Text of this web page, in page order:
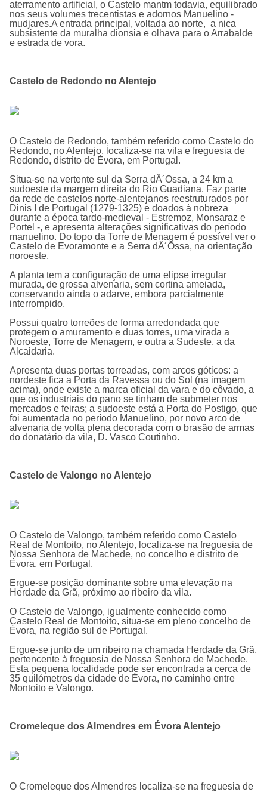
aterramento artificial, o Castelo mantm todavia, equilibrado
nos seus volumes trecentistas e adornos Manuelino -
mudjares.A entrada principal, voltada ao norte, a nica
subsistente da muralha dionsia e olhava para o Arrabalde
e estrada de vora.
Castelo de Redondo no Alentejo
O Castelo de Redondo, também referido como Castelo do
Redondo, no Alentejo, localiza-se na vila e freguesia de
Redondo, distrito de Évora, em Portugal.
Situa-se na vertente sul da Serra dÂ´Ossa, a 24 km a
sudoeste da margem direita do Rio Guadiana. Faz parte
da rede de castelos norte-alentejanos reestruturados por
Dinis I de Portugal (1279-1325) e doados à nobreza
durante a época tardo-medieval - Estremoz, Monsaraz e
Portel -, e apresenta alterações significativas do perí­odo
manuelino. Do topo da Torre de Menagem é possí­vel ver o
Castelo de Evoramonte e a Serra dÂ´Ossa, na orientação
noroeste.
A planta tem a configuração de uma elipse irregular
murada, de grossa alvenaria, sem cortina ameiada,
conservando ainda o adarve, embora parcialmente
interrompido.
Possui quatro torreões de forma arredondada que
protegem o amuramento e duas torres, uma virada a
Noroeste, Torre de Menagem, e outra a Sudeste, a da
Alcaidaria.
Apresenta duas portas torreadas, com arcos góticos: a
nordeste fica a Porta da Ravessa ou do Sol (na imagem
acima), onde existe a marca oficial da vara e do côvado, a
que os industriais do pano se tinham de submeter nos
mercados e feiras; a sudoeste está a Porta do Postigo, que
foi aumentada no período Manuelino, por novo arco de
alvenaria de volta plena decorada com o brasão de armas
do donatário da vila, D. Vasco Coutinho.
Castelo de Valongo no Alentejo
O Castelo de Valongo, também referido como Castelo
Real de Montoito, no Alentejo, localiza-se na freguesia de
Nossa Senhora de Machede, no concelho e distrito de
Évora, em Portugal.
Ergue-se posição dominante sobre uma elevação na
Herdade da Grã, próximo ao ribeiro da vila.
O Castelo de Valongo, igualmente conhecido como
Castelo Real de Montoito, situa-se em pleno concelho de
Évora, na região sul de Portugal.
Ergue-se junto de um ribeiro na chamada Herdade da Grã,
pertencente à freguesia de Nossa Senhora de Machede.
Esta pequena localidade pode ser encontrada a cerca de
35 quilómetros da cidade de Évora, no caminho entre
Montoito e Valongo.
Cromeleque dos Almendres em Évora Alentejo
O Cromeleque dos Almendres localiza-se na freguesia de